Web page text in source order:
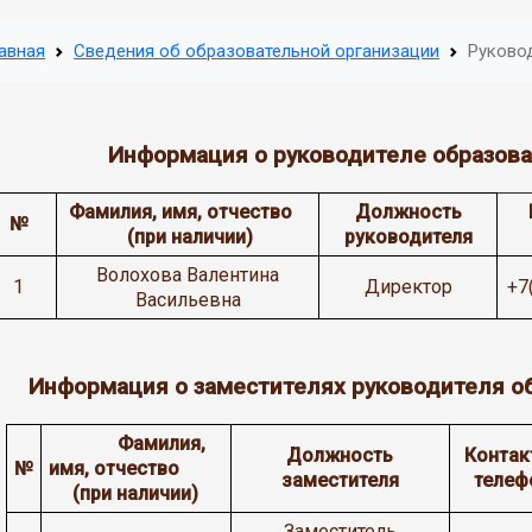
Сведения об образовательной организации
Информация о руководителе
№
Фамилия, имя, отчество
(при наличии)
Должность
руководителя
1
Волохова Валентина
Васильевна
Директор
Информация о заместителях руководителя
№
Фамилия,
имя, отчество
(при наличии)
Должность
заместителя